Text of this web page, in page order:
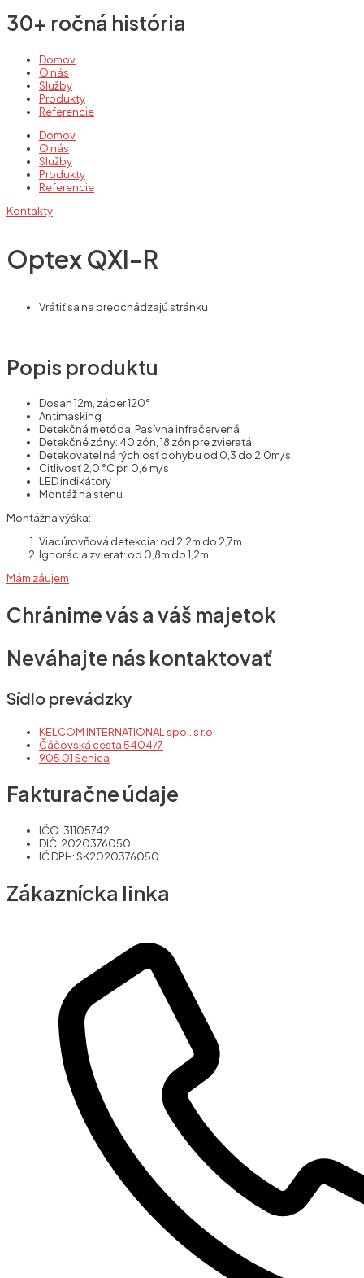
30+ ročná história
Domov
O nás
Služby
Produkty
Referencie
Domov
O nás
Služby
Produkty
Referencie
Kontakty
Optex QXI-R
Vrátiť sa na predchádzajú stránku
Popis produktu
Dosah 12m, záber 120°
Antimasking
Detekčná metóda: Pasívna infračervená
Detekčné zóny: 40 zón, 18 zón pre zvieratá
Detekovateľná rýchlosť pohybu od 0,3 do 2,0m/s
Citlivosť 2,0 °C pri 0,6 m/s
LED indikátory
Montáž na stenu
Montážna výška:
Viacúrovňová detekcia: od 2,2m do 2,7m
Ignorácia zvierat: od 0,8m do 1,2m
Mám záujem
Chránime vás a váš majetok
Neváhajte nás kontaktovať
Sídlo prevádzky
KELCOM INTERNATIONAL spol. s r.o.
Čáčovská cesta 5404/7
905 01 Senica
Fakturačne údaje
IČO: 31105742
DIČ: 2020376050
IČ DPH: SK2020376050
Zákaznícka linka